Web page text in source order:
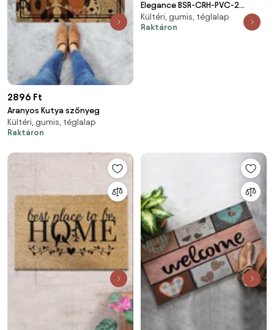
2896 Ft
Aranyos Kutya szőnyeg
Kültéri, gumis, téglalap
Raktáron
Elegance BSR-CRH-PVC-2
szőnyeg
Kültéri, gumis, téglalap
Raktáron